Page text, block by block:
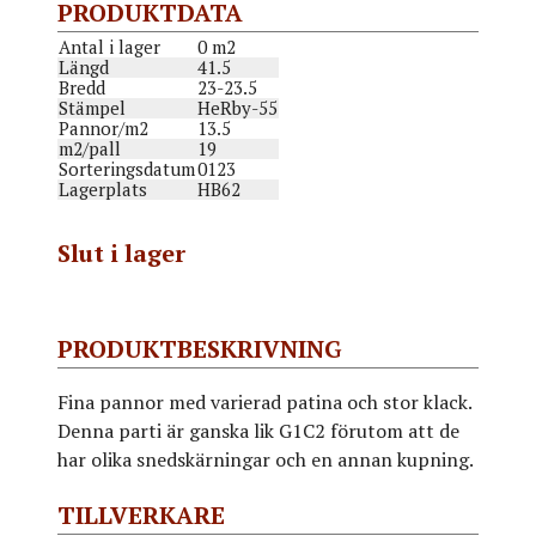
PRODUKTDATA
Antal i lager
0 m2
Längd
41.5
Bredd
23-23.5
Stämpel
HeRby-55
Pannor/m2
13.5
m2/pall
19
Sorteringsdatum0123
Lagerplats
HB62
Slut i lager
PRODUKTBESKRIVNING
Fina pannor med varierad patina och stor klack.
Denna parti är ganska lik G1C2 förutom att de
har olika snedskärningar och en annan kupning.
TILLVERKARE